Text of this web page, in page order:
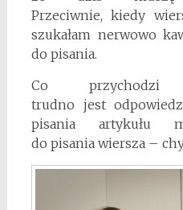
Przeciwnie, kiedy
szukałam nerwowo
do pisania.
Co
trudno jest
pisania artykułu
do pisania wiersza –